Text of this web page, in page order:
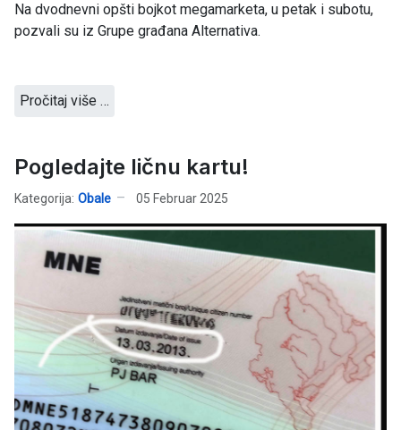
Na dvodnevni opšti bojkot megamarketa, u petak i subotu,
pozvali su iz Grupe građana Alternativa.
Pročitaj više …
Pogledajte ličnu kartu!
Kategorija: Obale 05 Februar 2025